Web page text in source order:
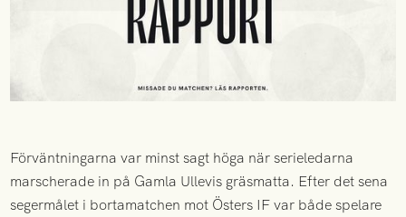
Förväntningarna var minst sagt höga när serieledarna
marscherade in på Gamla Ullevis gräsmatta. Efter det sena
segermålet i bortamatchen mot Östers IF var både spelare